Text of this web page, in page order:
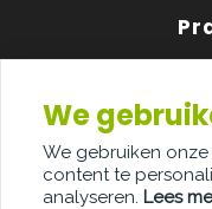
We
We gebruiken
content te
analyseren. Lees